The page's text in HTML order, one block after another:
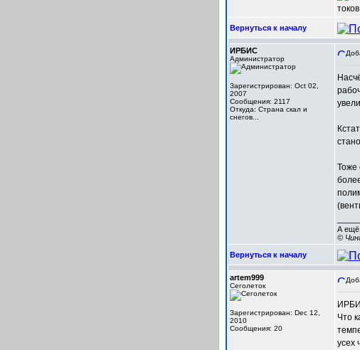
токов
Вернуться к началу
ИРБИС
Администратор
Зарегистрирован: Oct 02,
2007
Сообщения: 2117
Откуда: Cтрана скал и
снегов...
Тоже
А ещё
©
Вернуться к началу
artem999
Сеголеток
Зарегистрирован: Dec 12,
2010
Сообщения: 20
Что
усех